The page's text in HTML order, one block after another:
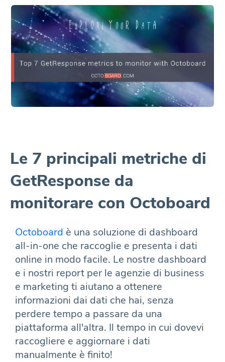
Le 7 principali metriche di
GetResponse da
monitorare con Octoboard
Octoboard è una soluzione di dashboard
all-in-one che raccoglie e presenta i dati
online in modo facile. Le nostre dashboard
e i nostri report per le agenzie di business
e marketing ti aiutano a ottenere
informazioni dai dati che hai, senza
perdere tempo a passare da una
piattaforma all'altra. Il tempo in cui dovevi
raccogliere e aggiornare i dati
manualmente è finito!